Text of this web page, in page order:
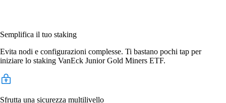
Semplifica il tuo staking
Evita nodi e configurazioni complesse. Ti bastano pochi tap per
iniziare lo staking VanEck Junior Gold Miners ETF.
Sfrutta una sicurezza multilivello